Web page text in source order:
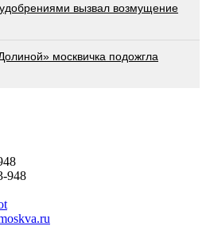
вызвал возмущение
москвичка подожгла
948